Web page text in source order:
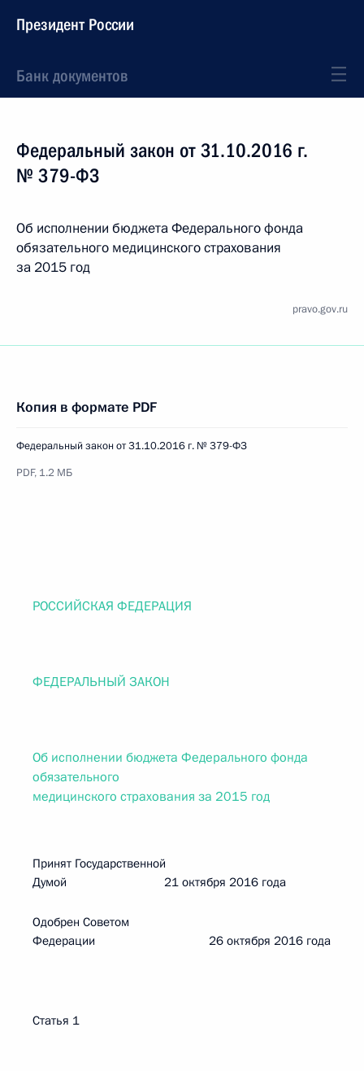
Президент России
Банк документов
Федеральный закон от 31.10.2016 г.
№ 379-ФЗ
Об исполнении бюджета Федерального фонда
обязательного медицинского страхования
за 2015 год
pravo.gov.ru
Копия в формате PDF
Федеральный закон от 31.10.2016 г. № 379-ФЗ
PDF, 1.2 МБ
РОССИЙСКАЯ ФЕДЕРАЦИЯ
ФЕДЕРАЛЬНЫЙ ЗАКОН
Об исполнении бюджета Федерального фонда
обязательного
медицинского страхования за 2015 год
Принят Государственной
Думой 21 октября 2016 года
Одобрен Советом
Федерации 26 октября 2016 года
Статья 1